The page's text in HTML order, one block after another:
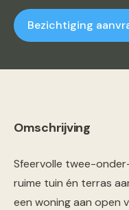
Bezichtiging
Omschrijving
Sfeervolle twee-
ruime tuin én terras
een woning aan open